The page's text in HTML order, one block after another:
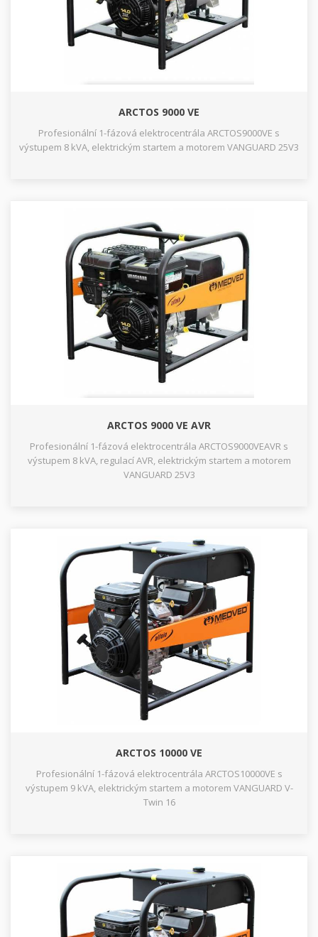
ARCTOS 9000 VE
Profesionální 1-fázová elektrocentrála ARCTOS9000VE s
výstupem 8 kVA, elektrickým startem a motorem VANGUARD 25V3
ARCTOS 9000 VE AVR
Profesionální 1-fázová elektrocentrála ARCTOS9000VEAVR s
výstupem 8 kVA, regulací AVR, elektrickým startem a motorem
VANGUARD 25V3
ARCTOS 10000 VE
Profesionální 1-fázová elektrocentrála ARCTOS10000VE s
výstupem 9 kVA, elektrickým startem a motorem VANGUARD V-
Twin 16